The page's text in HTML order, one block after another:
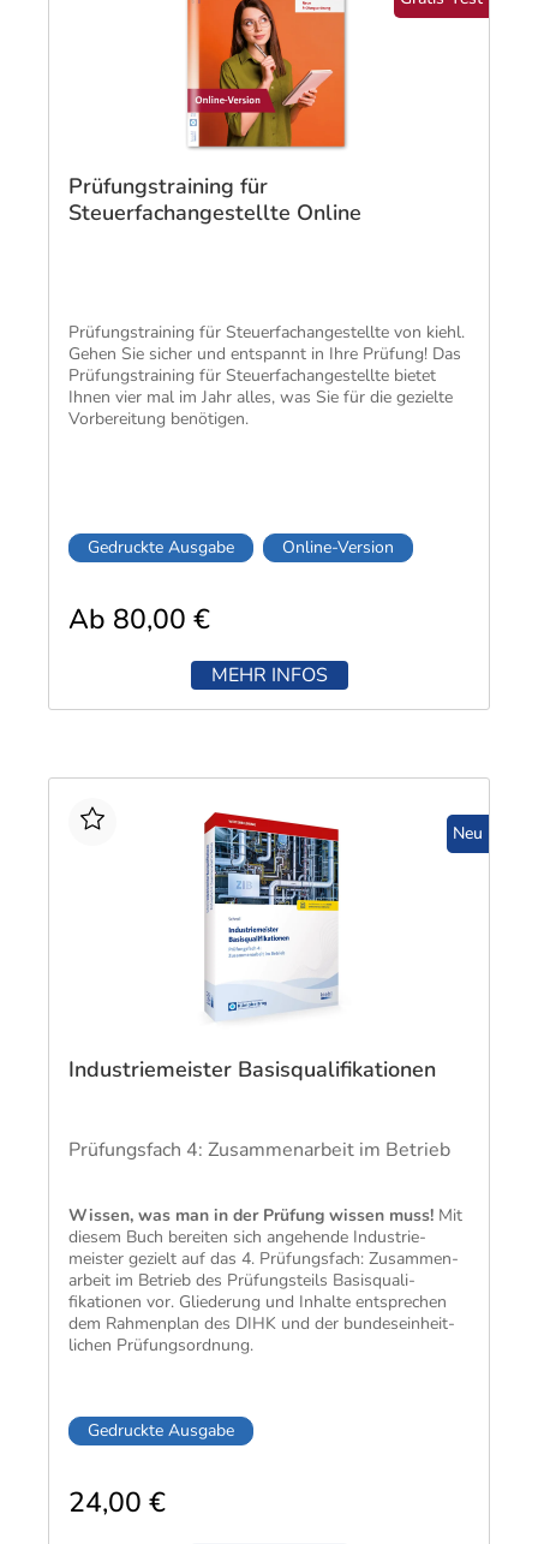
Prüfungstraining für
Steuerfachangestellte Online
Prüfungstraining für Steuerfachangestellte von kiehl.
Gehen Sie sicher und entspannt in Ihre Prüfung! Das
Prüfungstraining für Steuerfachangestellte bietet
Ihnen vier mal im Jahr alles, was Sie für die gezielte
Vorbereitung benötigen.
Gedruckte Ausgabe Online-Version
Ab 80,00 €
MEHR INFOS
Neu
Industriemeister Basisqualifikationen
Prüfungsfach 4: Zusammenarbeit im Betrieb
Wissen, was man in der Prüfung wissen muss! Mit
diesem Buch bereiten sich angehende Industrie­
meister gezielt auf das 4. Prüfungs­fach: Zusammen­
arbeit im Betrieb des Prüfungs­teils Basis­quali­
fikationen vor. Glie­derung und Inhalte ent­sprechen
dem Rahmen­plan des DIHK und der bundes­einheit­
lichen Prüfungs­ordnung.
Gedruckte Ausgabe
24,00 €